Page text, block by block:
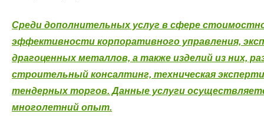
Среди дополнительных услуг в сфере
эффективности корпоративного управления,
драгоценных металлов, а также изделий из них,
строительный консалтинг, техническая
тендерных торгов. Данные услуги
многолетний опыт.